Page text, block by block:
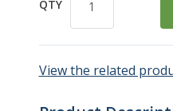
QTY
View the related